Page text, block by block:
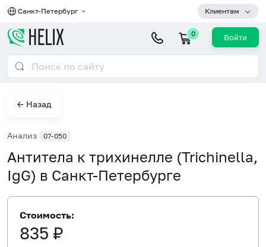
Санкт-Петербург Клиентам
0 Войти
← Назад
Анализ 07-050
Антитела к трихинелле (Trichinella,
IgG) в Санкт-Петербурге
Стоимость:
835 ₽